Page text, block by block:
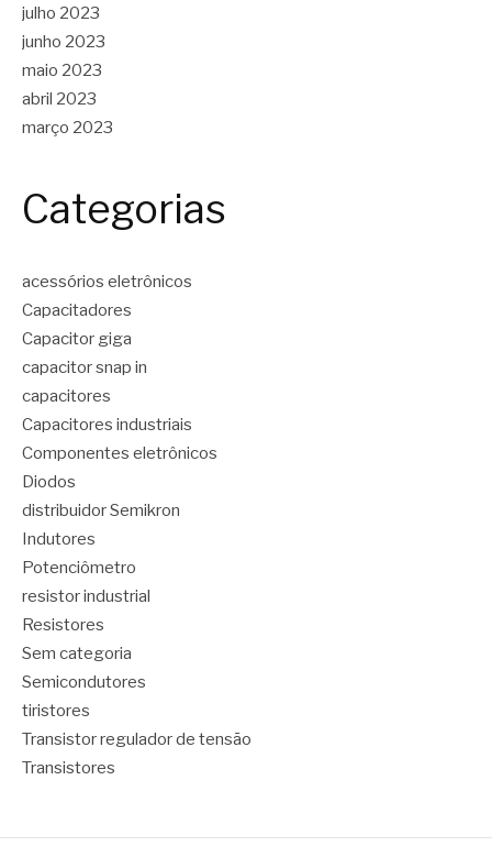
julho 2023
junho 2023
maio 2023
abril 2023
março 2023
Categorias
acessórios eletrônicos
Capacitadores
Capacitor giga
capacitor snap in
capacitores
Capacitores industriais
Componentes eletrônicos
Diodos
distribuidor Semikron
Indutores
Potenciômetro
resistor industrial
Resistores
Sem categoria
Semicondutores
tiristores
Transistor regulador de tensão
Transistores